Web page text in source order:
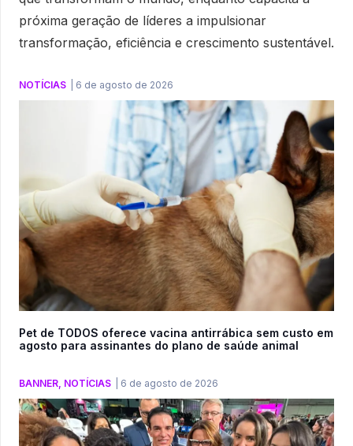
próxima geração de líderes a impulsionar
transformação, eficiência e crescimento sustentável.
NOTÍCIAS 6 de agosto de 2026
Pet de TODOS oferece vacina antirrábica sem custo em
agosto para assinantes do plano de saúde animal
BANNER NOTÍCIAS 6 de agosto de 2026